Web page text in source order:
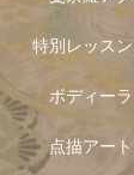
特別レッスン
ボディー
点描アー